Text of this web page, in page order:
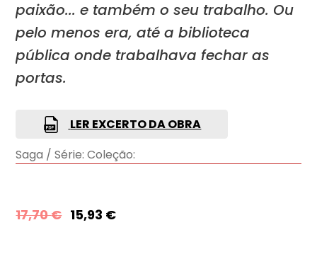
paixão... e também o seu trabalho. Ou
pelo menos era, até a biblioteca
pública onde trabalhava fechar as
portas.
LER EXCERTO DA OBRA
Saga / Série: Coleção:
17,70€ 15,93 €